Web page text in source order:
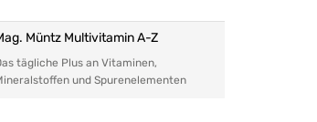
Müntz Multivitamin A-Z
tägliche Plus an Vitaminen,
und Spurenelementen